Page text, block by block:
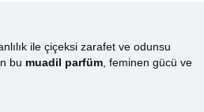
ile çiçeksi zarafet ve odunsu
bu muadil parfüm , feminen gücü ve